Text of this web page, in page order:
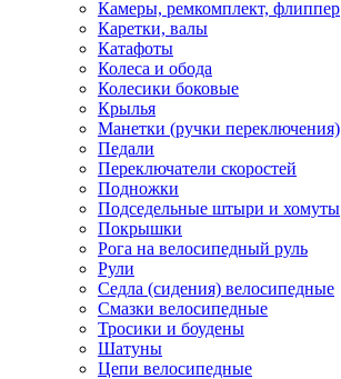
Камеры, ремкомплект, флиппер
Каретки, валы
Катафоты
Колеса и обода
Колесики боковые
Крылья
Манетки (ручки переключения)
Педали
Переключатели скоростей
Подножки
Подседельные штыри и хомуты
Покрышки
Рога на велосипедный руль
Рули
Седла (сидения) велосипедные
Смазки велосипедные
Тросики и боудены
Шатуны
Цепи велосипедные